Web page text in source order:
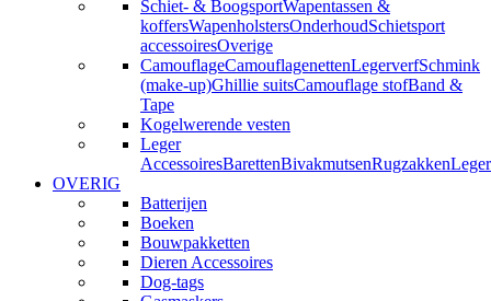
Schiet- & BoogsportWapentassen &
koffersWapenholstersOnderhoudSchietsport
accessoiresOverige
CamouflageCamouflagenettenLegerverfSchmink
(make-up)Ghillie suitsCamouflage stofBand &
Tape
Kogelwerende vesten
Leger
AccessoiresBarettenBivakmutsenRugzakken
OVERIG
Batterijen
Boeken
Bouwpakketten
Dieren Accessoires
Dog-tags